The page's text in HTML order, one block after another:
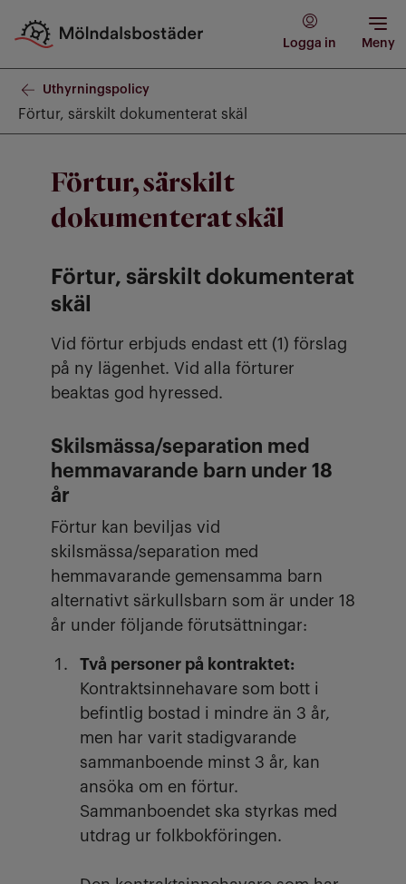
Logga in Meny
Uthyrningspolicy
Förtur, särskilt dokumenterat skäl
Förtur, särskilt
dokumenterat skäl
Förtur, särskilt dokumenterat
skäl
Vid förtur erbjuds endast ett (1) förslag
på ny lägenhet. Vid alla förturer
beaktas god hyressed.
Skilsmässa/separation med
hemmavarande barn under 18
år
Förtur kan beviljas vid
skilsmässa/separation med
hemmavarande gemensamma barn
alternativt särkullsbarn som är under 18
år under följande förutsättningar:
Två personer på kontraktet:
Kontraktsinnehavare som bott i
befintlig bostad i mindre än 3 år,
men har varit stadigvarande
sammanboende minst 3 år, kan
ansöka om en förtur.
Sammanboendet ska styrkas med
utdrag ur folkbokföringen.